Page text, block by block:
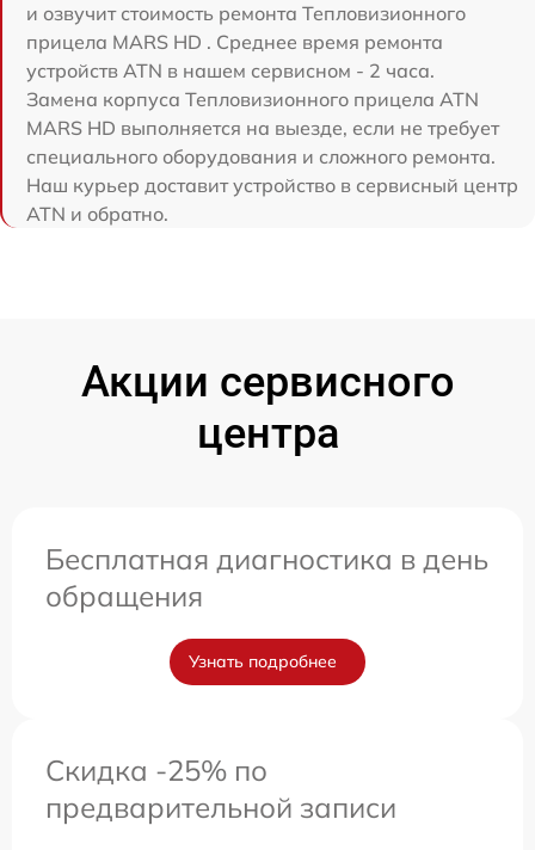
и озвучит стоимость ремонта Тепловизионного
прицела MARS HD . Среднее время ремонта
устройств ATN в нашем сервисном - 2 часа.
Замена корпуса Тепловизионного прицела ATN
MARS HD выполняется на выезде, если не требует
специального оборудования и сложного ремонта.
Наш курьер доставит устройство в сервисный центр
ATN и обратно.
Акции сервисного
центра
Бесплатная диагностика в день
обращения
Узнать подробнее
Скидка -25% по
предварительной записи